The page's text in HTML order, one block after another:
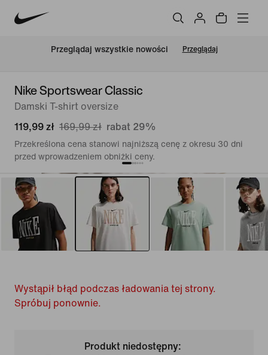
Przeglądaj wszystkie nowości Przeglądaj
Nike Sportswear Classic
Damski T-shirt oversize
119,99 zł 169,99 zł rabat 29%
Przekreślona cena stanowi najniższą cenę z okresu 30 dni
przed wprowadzeniem obniżki ceny.
Wystąpił błąd podczas ładowania tej strony.
Spróbuj ponownie.
Produkt niedostępny: